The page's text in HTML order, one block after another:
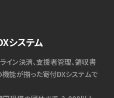
システム
イン決済、支援者管理、領収書
能が揃った寄付DXシステムで